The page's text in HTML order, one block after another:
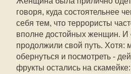
говоря, куда состоятельнее
себя тем, что террористы
вполне достойных женщин. И
продолжили свой путь. Хотя:
обернуться и посмотреть -
фрукты остались на